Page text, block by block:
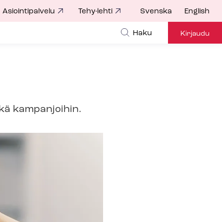
Asiointipalvelu Tehy-lehti Svenska English
Haku Kirjaudu
kampanjoihin.